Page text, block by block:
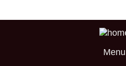
Menu